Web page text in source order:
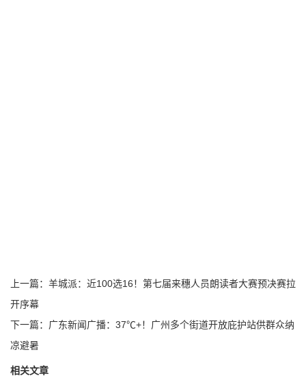
上一篇： 羊城派：近100选16！第七届来穗人员朗读者大赛预决赛拉
开序幕
下一篇： 广东新闻广播：37℃+！广州多个街道开放庇护站供群众纳
凉避暑
相关文章